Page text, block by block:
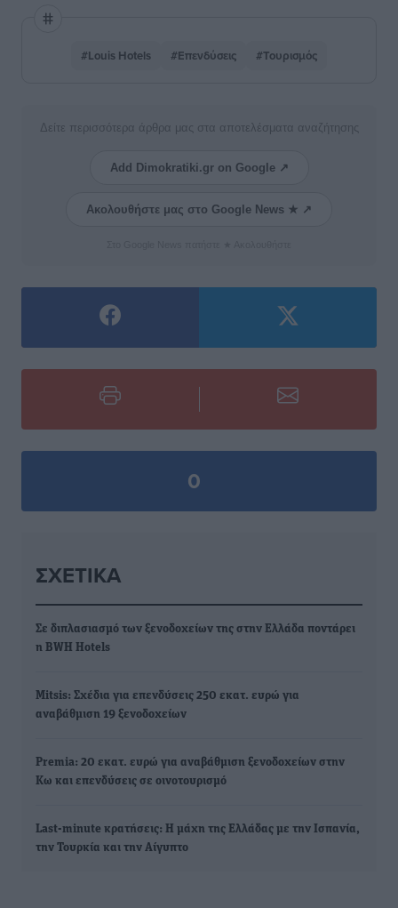
#Louis Hotels #Επενδύσεις #Τουρισμός
Δείτε περισσότερα άρθρα μας στα αποτελέσματα αναζήτησης
Add Dimokratiki.gr on Google ↗
Ακολουθήστε μας στο Google News ★ ↗
0
ΣΧΕΤΙΚΆ
Σε διπλασιασμό των ξενοδοχείων της στην Ελλάδα ποντάρει
η BWH Hotels
Mitsis: Σχέδια για επενδύσεις 250 εκατ. ευρώ για
αναβάθμιση 19 ξενοδοχείων
Premia: 20 εκατ. ευρώ για αναβάθμιση ξενοδοχείων στην
Κω και επενδύσεις σε οινοτουρισμό
Last-minute κρατήσεις: Η μάχη της Ελλάδας με την Ισπανία,
την Τουρκία και την Αίγυπτο